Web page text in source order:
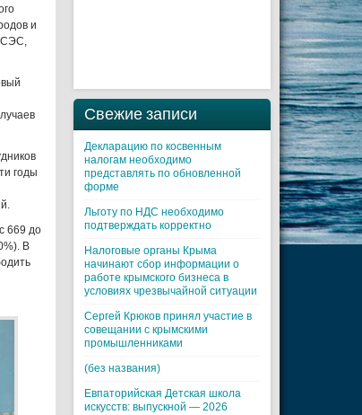
и
СЭС,
годы
669 до
В
Свежие записи
Декларацию по косвенным
налогам необходимо
представлять по обновленной
форме
Льготу по НДС необходимо
подтверждать корректно
Налоговые органы Крыма
начинают сбор информации о
работе крымского бизнеса в
условиях чрезвычайной ситуации
Cергей Крюков принял участие в
совещании с крымскими
промышленниками
(без названия)
Евпаторийская Детская школа
искусств: выпускной — 2026